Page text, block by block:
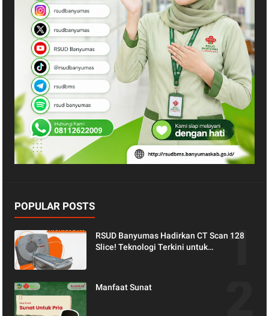
POPULAR POSTS
RSUD Banyumas Hadirkan CT Scan 128
Slice! Teknologi Terkini untuk
Manfaat Sunat